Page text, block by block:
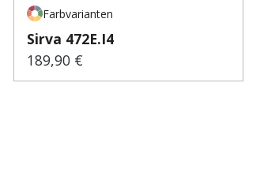
Farbvarianten
Sirva 472E.I4
Regulärer Preis:
189,90 €